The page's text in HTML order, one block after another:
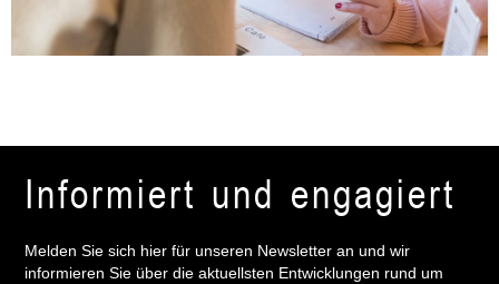
Informiert und engagiert
Melden Sie sich hier für unseren Newsletter an und wir
informieren Sie über die aktuellsten Entwicklungen rund um